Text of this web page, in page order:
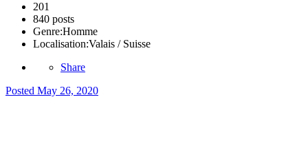
201
840 posts
Genre:Homme
Localisation:Valais / Suisse
Share
Posted May 26, 2020